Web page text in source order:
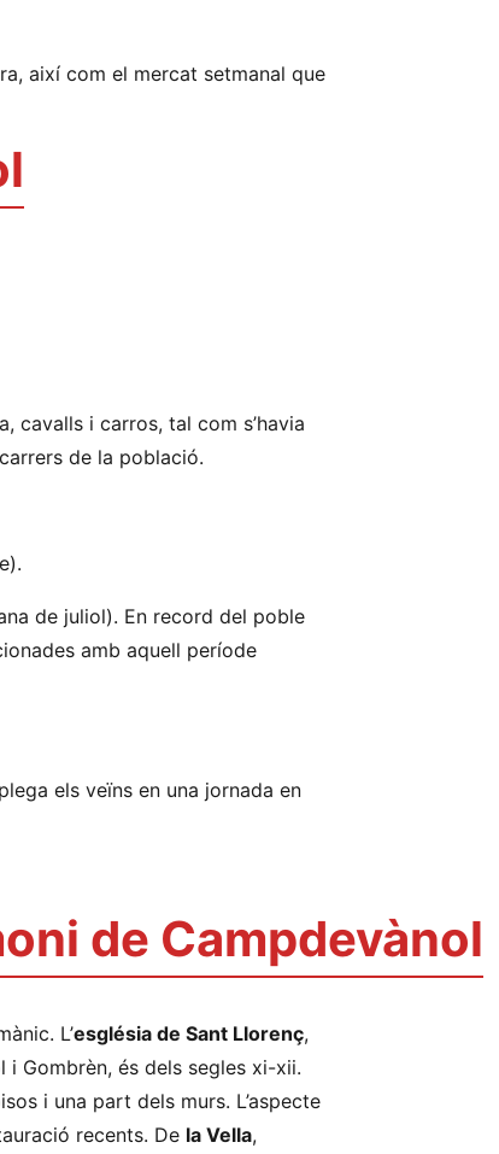
així com el mercat setmanal que
cavalls i carros, tal com s’havia
de la població.
de juliol). En record del poble
amb aquell període
els veïns en una jornada en
de Campdevànol
L’església de Sant Llorenç,
Gombrèn, és dels segles xi-xii.
i una part dels murs. L’aspecte
recents. De la Vella,